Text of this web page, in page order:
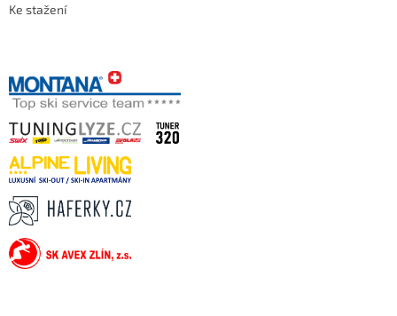
Ke stažení